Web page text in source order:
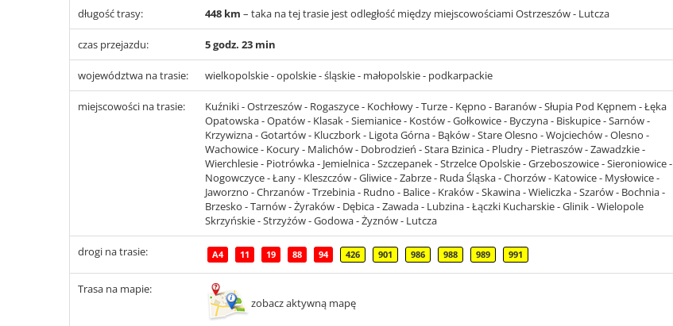
długość trasy: 448 km – taka na tej trasie jest odległość między miejscowościami Ostrzeszów - Lutcza
czas przejazdu: 5 godz. 23 min
województwa na trasie: wielkopolskie - opolskie - śląskie - małopolskie - podkarpackie
miejscowości na trasie:
Kuźniki - Ostrzeszów - Rogaszyce - Kochłowy - Turze - Kępno - Baranów - Słupia Pod Kępnem - Łęka
Opatowska - Opatów - Klasak - Siemianice - Kostów - Gołkowice - Byczyna - Biskupice - Sarnów -
Krzywizna - Gotartów - Kluczbork - Ligota Górna - Bąków - Stare Olesno - Wojciechów - Olesno -
Wachowice - Kocury - Malichów - Dobrodzień - Stara Bzinica - Pludry - Pietraszów - Zawadzkie -
Wierchlesie - Piotrówka - Jemielnica - Szczepanek - Strzelce Opolskie - Grzeboszowice - Sieroniowice -
Nogowczyce - Łany - Kleszczów - Gliwice - Zabrze - Ruda Śląska - Chorzów - Katowice - Mysłowice -
Jaworzno - Chrzanów - Trzebinia - Rudno - Balice - Kraków - Skawina - Wieliczka - Szarów - Bochnia -
Brzesko - Tarnów - Żyraków - Dębica - Zawada - Lubzina - Łączki Kucharskie - Glinik - Wielopole
Skrzyńskie - Strzyżów - Godowa - Żyznów - Lutcza
drogi na trasie: A4 11 19 88 94 426 901 986 988 989 991
Trasa na mapie:
zobacz aktywną mapę